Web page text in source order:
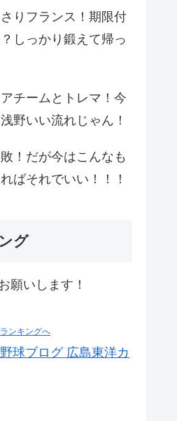
りフランス！期限付
しっかり鍛えて帰っ
チームとトレマ！今
野いい流れじゃん！
！だが今はこんなも
ばそれでいい！！！
グ
願いします！
ンキングへ